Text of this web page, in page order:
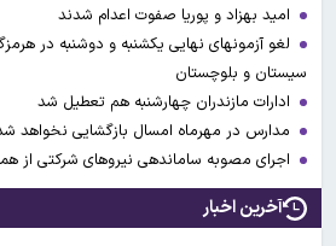
امید بهزاد و پوریا صفوت اعدام شدند
لغو آزمونهای نهایی یکشنبه و دوشنبه در
سیستان و بلوچستان
ادارات مازندران چهارشنبه هم تعطیل شد
مدارس در مهرماه امسال بازگشایی نخواهد
اجرای مصوبه ساماندهی نیرو‌های شرکتی از
آخرین اخبار